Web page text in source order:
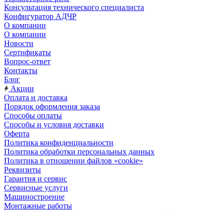
Консультация технического специалиста
Конфигуратор АДЧР
О компании
О компании
Новости
Сертификаты
Вопрос-ответ
Контакты
Блог
Акции
Оплата и доставка
Порядок оформления заказа
Способы оплаты
Способы и условия доставки
Оферта
Политика конфиденциальности
Политика обработки персональных данных
Политика в отношении файлов «cookie»
Реквизиты
Гарантия и сервис
Сервисные услуги
Машиностроение
Монтажные работы